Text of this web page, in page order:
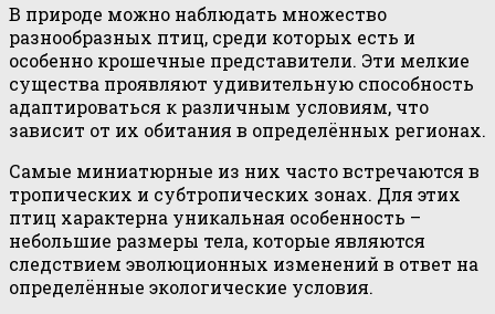
В природе можно наблюдать множество
разнообразных птиц, среди которых есть и
особенно крошечные представители. Эти мелкие
существа проявляют удивительную способность
адаптироваться к различным условиям, что
зависит от их обитания в определённых регионах.
Самые миниатюрные из них часто встречаются в
тропических и субтропических зонах. Для этих
птиц характерна уникальная особенность –
небольшие размеры тела, которые являются
следствием эволюционных изменений в ответ на
определённые экологические условия.